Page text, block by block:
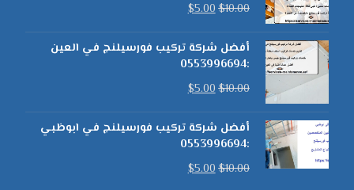
$10.00
$5.00
أفضل شركة تركيب فورسيلنج في العين
:0553996694
$10.00
$5.00
أفضل شركة تركيب فورسيلنج في ابوظبي
:0553996694
$10.00
$5.00